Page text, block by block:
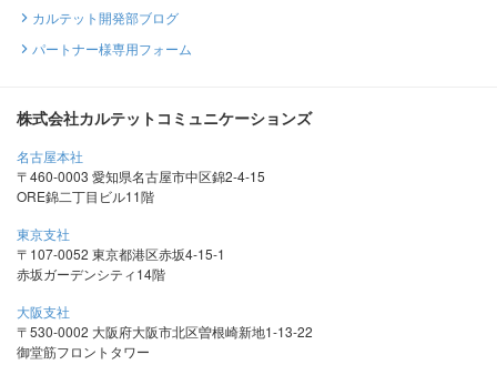
カルテット開発部ブログ
パートナー様専用フォーム
株式会社カルテットコミュニケーションズ
名古屋本社
〒460-0003 愛知県名古屋市中区錦2-4-15
ORE錦二丁目ビル11階
東京支社
〒107-0052 東京都港区赤坂4-15-1
赤坂ガーデンシティ14階
大阪支社
〒530-0002 大阪府大阪市北区曽根崎新地1-13-22
御堂筋フロントタワー